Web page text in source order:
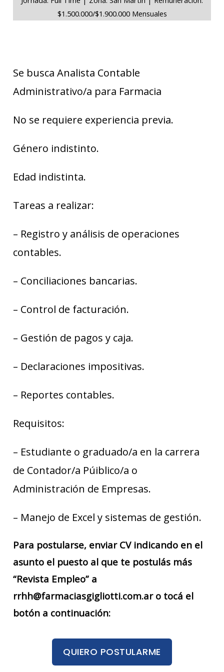
$1.500.000/$1.900.000 Mensuales
Se busca Analista Contable
Administrativo/a para Farmacia
No se requiere experiencia previa.
Género indistinto.
Edad indistinta.
Tareas a realizar:
– Registro y análisis de operaciones
contables.
– Conciliaciones bancarias.
– Control de facturación.
– Gestión de pagos y caja.
– Declaraciones impositivas.
– Reportes contables.
Requisitos:
– Estudiante o graduado/a en la carrera
de Contador/a Púiblico/a o
Administración de Empresas.
– Manejo de Excel y sistemas de gestión.
Para postularse, enviar CV indicando en el
asunto el puesto al que te postulás más
“Revista Empleo” a
rrhh@farmaciasgigliotti.com.ar o tocá el
botón a continuación:
QUIERO POSTULARME